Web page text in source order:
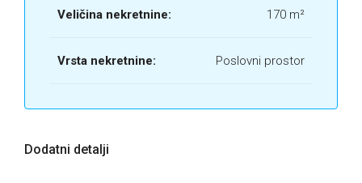
Veličina nekretnine: 170 m²
Vrsta nekretnine: Poslovni prostor
Dodatni detalji